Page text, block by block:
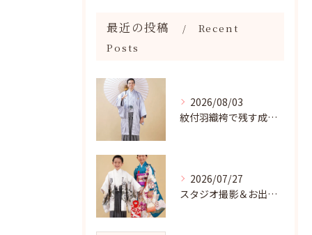
最近の投稿
Recent
Posts
2026/08/03
紋付羽織袴で残す成人記念写真
2026/07/27
スタジオ撮影＆お出掛け七五三はジュンブライダル